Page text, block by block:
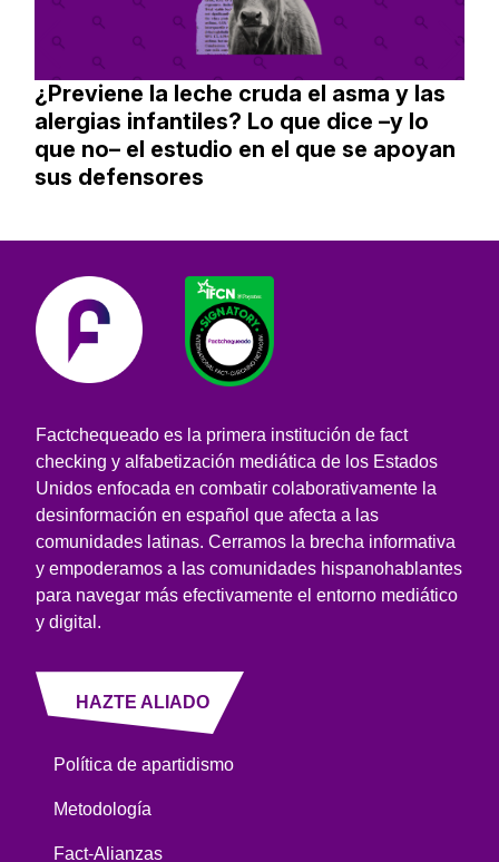
¿Previene la leche cruda el asma y las
alergias infantiles? Lo que dice –y lo
que no– el estudio en el que se apoyan
sus defensores
Factchequeado es la primera institución de fact
checking y alfabetización mediática de los Estados
Unidos enfocada en combatir colaborativamente la
desinformación en español que afecta a las
comunidades latinas. Cerramos la brecha informativa
y empoderamos a las comunidades hispanohablantes
para navegar más efectivamente el entorno mediático
y digital.
HAZTE ALIADO
Política de apartidismo
Metodología
Fact-Alianzas